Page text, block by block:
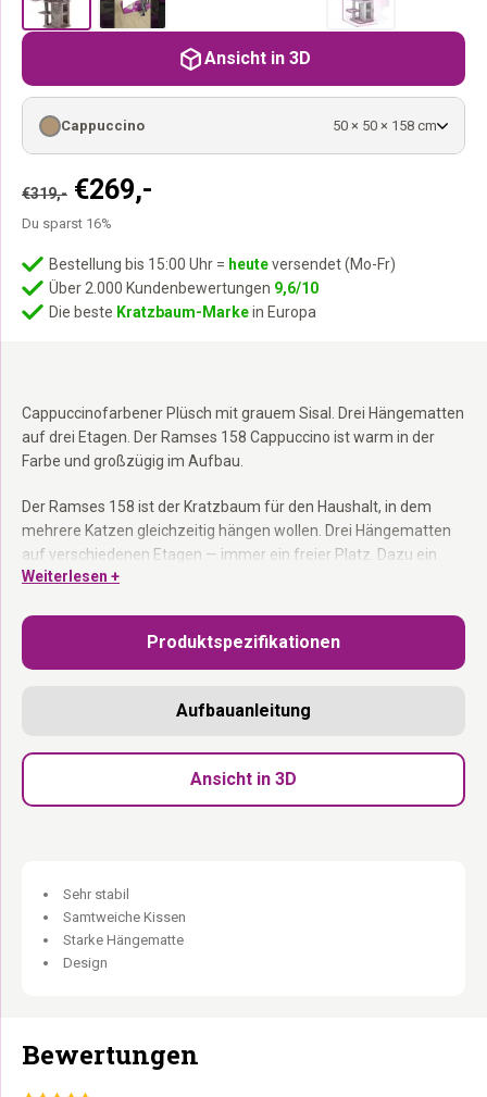
Cappuccinofarbener Plüsch mit grauem Sisal. Drei Hängematten
auf drei Etagen. Der Ramses 158 Cappuccino ist warm in der
Farbe und großzügig im Aufbau.
Der Ramses 158 ist der Kratzbaum für den Haushalt, in dem
mehrere Katzen gleichzeitig hängen wollen. Drei Hängematten
auf verschiedenen Etagen — immer ein freier Platz. Dazu ein
Schlafhaus für die Katze, die lieber schläft als hängt. Der 9- cm-
Hängematten dieses Modells haben noch keinen abnehmbaren
Bezug. Als Bausatz geliefert. In den Niederlanden entworfen.
immer ein freier Platz.
Gebaut für den vollen Katzenhaushalt.
Weiterlesen +
€319,- Ursprünglicher
Preis
€319,-
€269,-
€269,-.
Du sparst 16%
Cappuccino 50 × 50 × 158 cm
Bestellung bis 15:00 Uhr = heuteversendet (Mo-Fr)
Über 2.000 Kundenbewertungen 9,6/10
Die beste Kratzbaum-Markein Europa
Ansicht in 3D
Produktspezifikationen
Aufbauanleitung
Ansicht in 3D
Sehr stabil
Samtweiche Kissen
Starke Hängematte
Design
Bewertungen